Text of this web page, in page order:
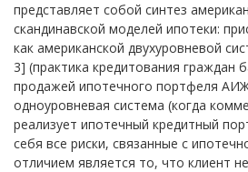
представляет собой синтез
скандинавской моделей ипотеки:
как американской двухуровневой
3] (практика кредитования граждан
продажей ипотечного портфеля
одноуровневая система (когда
реализует ипотечный кредитный
себя все риски, связанные с
отличием является то, что клиент